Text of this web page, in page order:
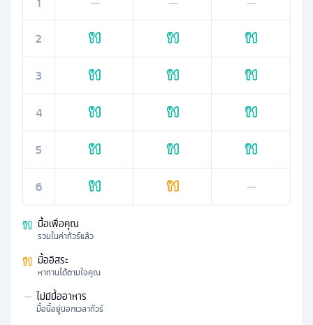
2
3
4
5
6 —
มื้อเพื่อคุณ
รวมในค่าทัวร์แล้ว
มื้ออิสระ
หาทานได้ตามใจคุณ
— ไม่มีมื้ออาหาร
มื้อนี้อยู่นอกเวลาทัวร์